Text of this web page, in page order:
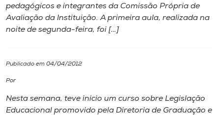
I.nova
Cultura
CPA
pedagógicos e integrantes da Comissão Própria de
Avaliação da Instituição. A primeira aula, realizada na
noite de segunda-feira, foi […]
Publicado em 04/04/2012
Por
Nesta semana, teve início um curso sobre Legislação
Educacional promovido pela Diretoria de Graduação e